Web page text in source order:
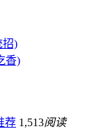
招)
香)
荐 1,513阅读